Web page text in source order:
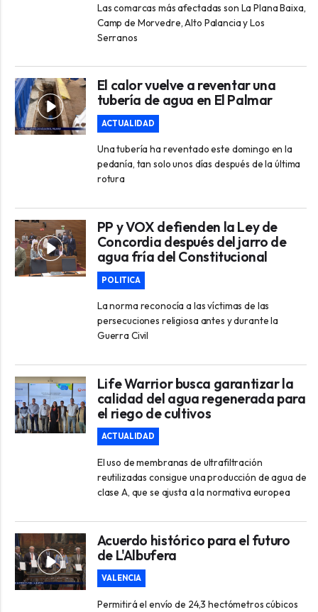
Las comarcas más afectadas son La Plana Baixa,
Camp de Morvedre, Alto Palancia y Los
Serranos
El calor vuelve a reventar una
tubería de agua en El Palmar
ACTUALIDAD
Una tubería ha reventado este domingo en la
pedanía, tan solo unos días después de la última
rotura
PP y VOX defienden la Ley de
Concordia después del jarro de
agua fría del Constitucional
POLITICA
La norma reconocía a las víctimas de las
persecuciones religiosa antes y durante la
Guerra Civil
Life Warrior busca garantizar la
calidad del agua regenerada para
el riego de cultivos
ACTUALIDAD
El uso de membranas de ultrafiltración
reutilizadas consigue una producción de agua de
clase A, que se ajusta a la normativa europea
Acuerdo histórico para el futuro
de L'Albufera
VALENCIA
Permitirá el envío de 24,3 hectómetros cúbicos